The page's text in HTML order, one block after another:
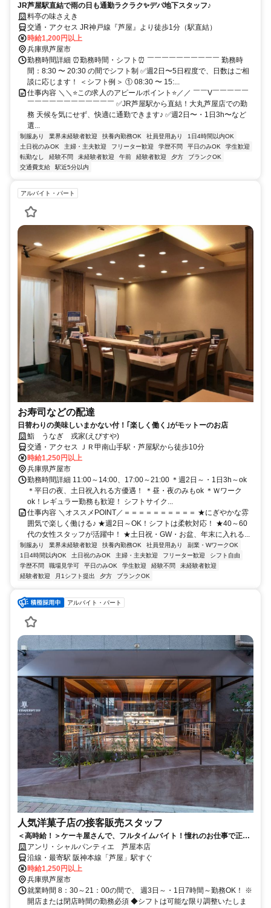
JR芦屋駅直結で雨の日も通勤ラクラク✨デパ地下スタッフ♪
料亭の味さえき
交通・アクセス JR神戸線『芦屋』より徒歩1分（駅直結）
時給1,200円以上
兵庫県芦屋市
勤務時間詳細 ⏰勤務時間・シフト⏰ ￣￣￣￣￣￣￣￣￣￣ 勤務時
間：8:30 〜 20:30 の間でシフト制 ✅週2日〜5日程度で、日数はご相
談に応じます！ ＜シフト例＞ ① 08:30 〜 15:...
仕事内容 ＼＼⭐この求人のアピールポイント⭐／／ ￣￣V￣￣￣￣￣
￣￣￣￣￣￣￣￣￣￣￣￣ ✅JR芦屋駅から直結！大丸芦屋店での勤
務 天候を気にせず、快適に通勤できます♪ ✅週2日〜・1日3h〜など
選...
制服あり 業界未経験者歓迎 扶養内勤務OK 社員登用あり
1日4時間以内OK
土日祝のみOK
主婦・主夫歓迎 フリーター歓迎 学歴不問 平日のみOK
学生歓迎
転勤なし
経験不問 未経験者歓迎 午前 経験者歓迎 夕方
ブランクOK
交通費支給
駅近5分以内
アルバイト・パート
お寿司などの配達
日替わりの美味しいまかない付！｢楽しく働く｣がモットーのお店
鮨 うなぎ 戎家(えびすや)
交通・アクセス ＪＲ甲南山手駅・芦屋駅から徒歩10分
時給1,250円以上
兵庫県芦屋市
勤務時間詳細 11:00～14:00、17:00～21:00 ＊週2日～・1日3h～ok
＊平日の夜、土日祝入れる方優遇！ ＊昼・夜のみもok ＊Ｗワーク
ok！レギュラー勤務も歓迎！ シフトサイク...
仕事内容 ＼オススメPOINT／＝＝＝＝＝＝＝＝＝＝ ★にぎやかな雰
囲気で楽しく働ける♪ ★週2日～OK！シフトは柔軟対応！ ★40～60
代の女性スタッフが活躍中！ ★土日祝・GW・お盆、年末に入れる...
制服あり 業界未経験者歓迎 扶養内勤務OK 社員登用あり
副業・WワークOK
1日4時間以内OK
土日祝のみOK 主婦・主夫歓迎 フリーター歓迎
シフト自由
学歴不問
職場見学可 平日のみOK 学生歓迎 経験不問
未経験者歓迎
経験者歓迎
月1シフト提出 夕方 ブランクOK
アルバイト・パート
人気洋菓子店の接客販売スタッフ
＜高時給！＞ケーキ屋さんで、フルタイムバイト！憧れのお仕事で正社
員も目指せます♪
アンリ・シャルパンティエ 芦屋本店
沿線・最寄駅 阪神本線「芦屋」駅すぐ
時給1,250円以上
兵庫県芦屋市
就業時間 8：30～21：00の間で、 週3日～・1日7時間～勤務OK！ ※
開店または閉店時間の勤務必須 ◆シフトは可能な限り調整いたしま